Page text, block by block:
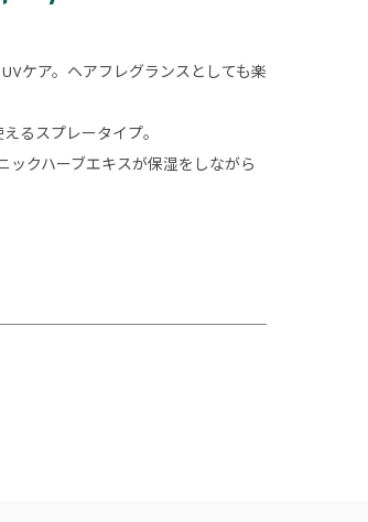
ケア。ヘアフレグランスとしても楽
るスプレータイプ。
クハーブエキスが保湿をしながら